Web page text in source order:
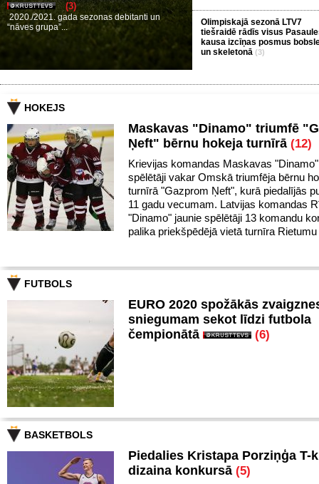
(3)
2020./2021. gada sezonas debitanti un
“nāves grupa”...
Olimpiskajā sezonā LTV7
tiešraidē rādīs visus
kausa izcīņas posmus
un skeletonā (3)
HOKEJS
Maskavas "Dinamo" triumfē
Ņeft" bērnu hokeja turnīrā (12)
Krievijas komandas Maskavas
spēlētāji vakar Omskā triumfēja bērnu
turnīrā "Gazprom Ņeft", kurā piedalījās
11 gadu vecumam. Latvijas komandas
"Dinamo" jaunie spēlētāji 13 komandu
palika priekšpēdējā vietā turnīra
FUTBOLS
EURO 2020 spožākās
sniegumam sekot līdzi futbola
čempionātā
(6)
BASKETBOLS
Piedalies Kristapa Porziņģa T-
dizaina konkursā (5)